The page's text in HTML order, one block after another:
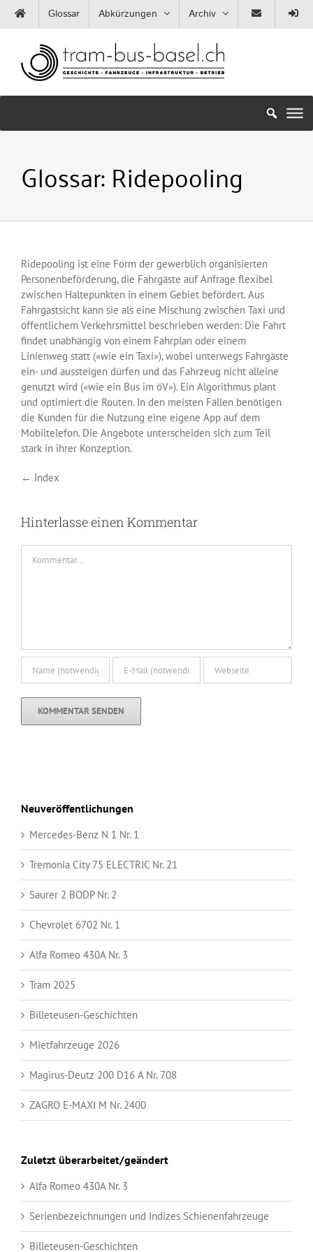
Zum
Inhalt
Glossar Abkürzungen Archiv
Glossar:Ridepooling
Ridepooling ist eine Form der gewerblich organisierten
Personenbeförderung, die Fahrgäste auf Anfrage flexibel
zwischen Haltepunkten in einem Gebiet befördert. Aus
Fahrgastsicht kann sie als eine Mischung zwischen Taxi und
öffentlichem Verkehrsmittel beschrieben werden: Die Fahrt
findet unabhängig von einem Fahrplan oder einem
Linienweg statt («wie ein Taxi»), wobei unterwegs Fahrgäste
ein- und aussteigen dürfen und das Fahrzeug nicht alleine
genutzt wird («wie ein Bus im öV»). Ein Algorithmus plant
und optimiert die Routen. In den meisten Fällen benötigen
die Kunden für die Nutzung eine eigene App auf dem
Mobiltelefon. Die Angebote unterscheiden sich zum Teil
stark in ihrer Konzeption.
← Index
Hinterlasse einen Kommentar
Neuveröffentlichungen
Mercedes-Benz N 1 Nr. 1
Tremonia City 75 ELECTRIC Nr. 21
Saurer 2 BODP Nr. 2
Chevrolet 6702 Nr. 1
Alfa Romeo 430A Nr. 3
Tram 2025
Billeteusen-Geschichten
Mietfahrzeuge 2026
Magirus-Deutz 200 D16 A Nr. 708
ZAGRO E-MAXI M Nr. 2400
Zuletzt überarbeitet/geändert
Alfa Romeo 430A Nr. 3
Serienbezeichnungen und Indizes Schienenfahrzeuge
Billeteusen-Geschichten